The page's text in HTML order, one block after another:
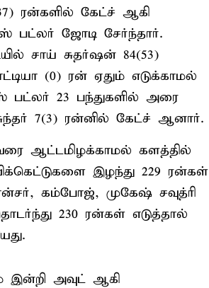
ரன்களில் கேட்ச் ஆகி
பட்லர் ஜோடி சேர்ந்தார்.
சாய் சுதர்ஷன் 84(53)
(0) ரன் ஏதும் எடுக்காமல்
பட்லர் 23 பந்துகளில் அரை
7(3) ரன்னில் கேட்ச் ஆனார்.
ஆட்டமிழக்காமல் களத்தில்
இழந்து 229 ரன்கள்
கம்போஜ், முகேஷ் சவுத்ரி
230 ரன்கள் எடுத்தால்
இன்றி அவுட் ஆகி